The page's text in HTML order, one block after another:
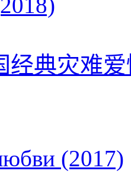
经典灾难
(2017)